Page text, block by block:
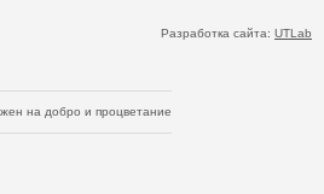
Разработка сайта: UTLab
на добро и процветание